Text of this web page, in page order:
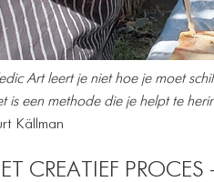
Art leert je niet hoe je moet
is een methode die je helpt te
Källman
CREATIEF